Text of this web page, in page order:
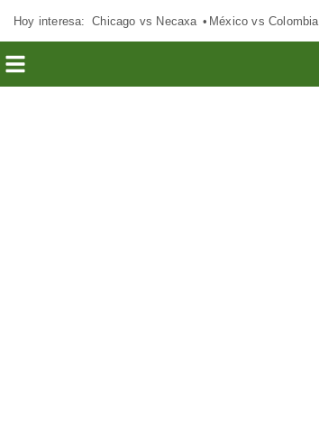
Hoy interesa: Chicago vs Necaxa México vs Colombia